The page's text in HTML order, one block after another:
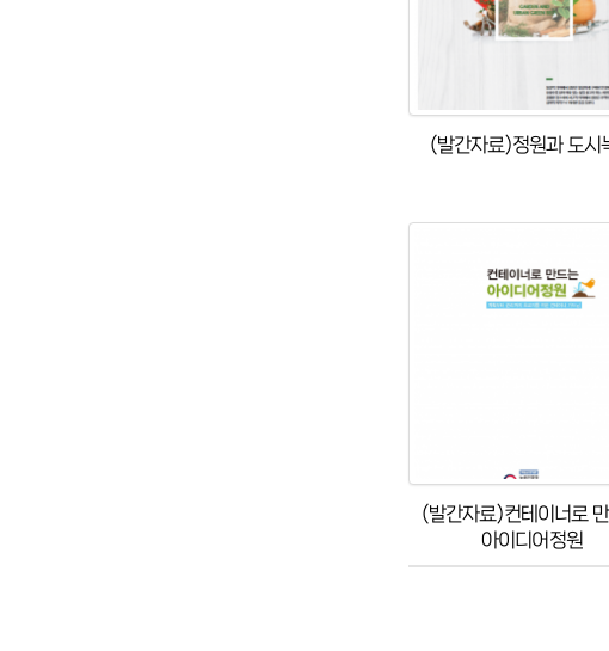
(발간자료)정원과 도시
(발간자료)컨테이너로
아이디어정원